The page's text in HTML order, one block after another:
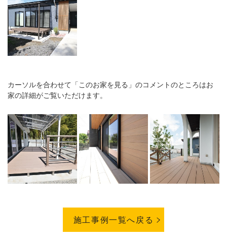
カーソルを合わせて「このお家を見る」のコメントのところはお
家の詳細がご覧いただけます。
施工事例一覧へ戻る